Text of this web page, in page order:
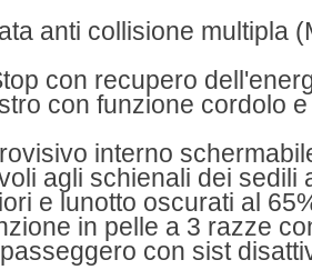
anti collisione multipla
con recupero
con funzione cordolo
interno
agli schienali dei sedili
e lunotto oscurati al
in pelle a 3 razze
con sist